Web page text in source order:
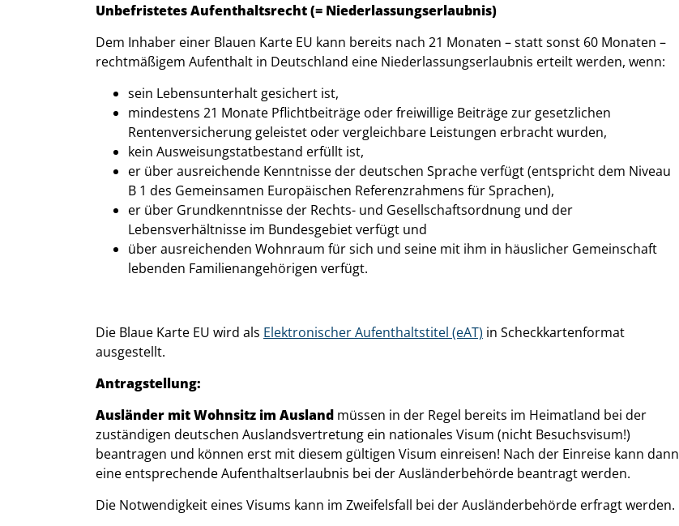
Unbefristetes Aufenthaltsrecht (= Niederlassungserlaubnis)
Dem Inhaber einer Blauen Karte EU kann bereits nach 21 Monaten – statt sonst 60 Monaten –
rechtmäßigem Aufenthalt in Deutschland eine Niederlassungserlaubnis erteilt werden, wenn:
sein Lebensunterhalt gesichert ist,
mindestens 21 Monate Pflichtbeiträge oder freiwillige Beiträge zur gesetzlichen
Rentenversicherung geleistet oder vergleichbare Leistungen erbracht wurden,
kein Ausweisungstatbestand erfüllt ist,
er über ausreichende Kenntnisse der deutschen Sprache verfügt (entspricht dem Niveau
B 1 des Gemeinsamen Europäischen Referenzrahmens für Sprachen),
er über Grundkenntnisse der Rechts- und Gesellschaftsordnung und der
Lebensverhältnisse im Bundesgebiet verfügt und
über ausreichenden Wohnraum für sich und seine mit ihm in häuslicher Gemeinschaft
lebenden Familienangehörigen verfügt.
Die Blaue Karte EU wird als Elektronischer Aufenthaltstitel (eAT) in Scheckkartenformat
ausgestellt.
Antragstellung:
Ausländer mit Wohnsitz im Ausland müssen in der Regel bereits im Heimatland bei der
zuständigen deutschen Auslandsvertretung ein nationales Visum (nicht Besuchsvisum!)
beantragen und können erst mit diesem gültigen Visum einreisen! Nach der Einreise kann dann
eine entsprechende Aufenthaltserlaubnis bei der Ausländerbehörde beantragt werden.
Die Notwendigkeit eines Visums kann im Zweifelsfall bei der Ausländerbehörde erfragt werden.